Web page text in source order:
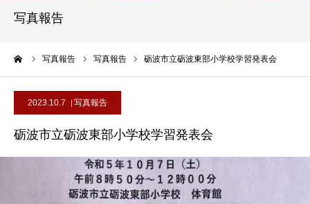
写真報告
写真報告 写真報告 砺波市立砺波東部小学校学習発表会
2023.10.7 写真報告
砺波市立砺波東部小学校学習発表会